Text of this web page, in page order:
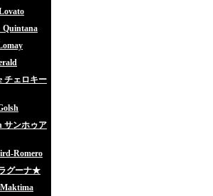
チェロキー
サンホゥア
Romero
グーナ★